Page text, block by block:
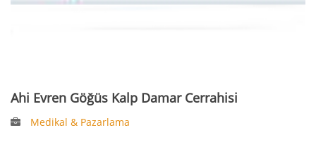
Ahi Evren Göğüs Kalp Damar Cerrahisi
Medikal & Pazarlama